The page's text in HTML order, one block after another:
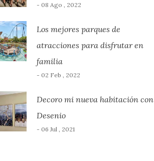
- 08 Ago , 2022
Los mejores parques de
atracciones para disfrutar en
familia
- 02 Feb , 2022
Decoro mi nueva habitación con
Desenio
- 06 Jul , 2021